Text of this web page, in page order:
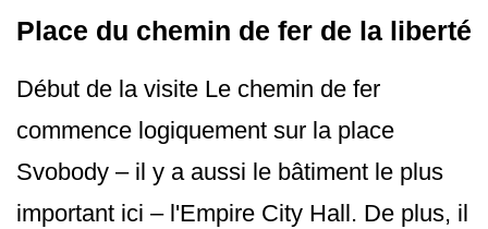
Place du chemin de fer de la liberté
Début de la visite Le chemin de fer
commence logiquement sur la place
Svobody – il y a aussi le bâtiment le plus
important ici – l'Empire City Hall. De plus, il